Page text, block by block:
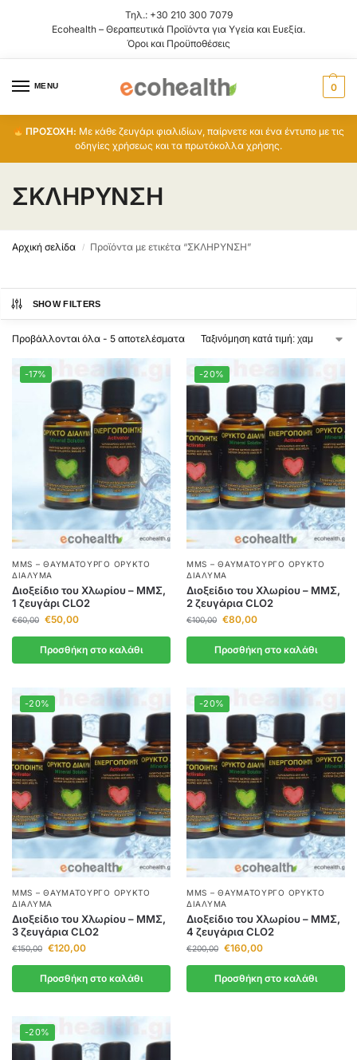
Τηλ.: +30 210 300 7079
Ecohealth – Θεραπευτικά Προϊόντα για Υγεία και Ευεξία.
Όροι και Προϋποθέσεις
MENU 0
ΠΡΟΣΟΧΗ: Με κάθε ζευγάρι φιαλιδίων, παίρνετε και ένα έντυπο με τις
οδηγίες χρήσεως και τα πρωτόκολλα χρήσης.
ΣΚΛΗΡΥΝΣΗ
Αρχική σελίδα / Προϊόντα με ετικέτα “ΣΚΛΗΡΥΝΣΗ”
SHOW FILTERS
Προβάλλονται όλα - 5 αποτελέσματα
-17%
MMS – ΘΑΥΜΑΤΟΥΡΓΌ ΟΡΥΚΤΌ
ΔΙΆΛΥΜΑ
Διοξείδιο του Χλωρίου – ΜΜΣ,
1 ζευγάρι CLO2
€60,00 €50,00
Προσθήκη στο καλάθι
-20%
MMS – ΘΑΥΜΑΤΟΥΡΓΌ ΟΡΥΚΤΌ
ΔΙΆΛΥΜΑ
Διοξείδιο του Χλωρίου – ΜΜΣ,
2 ζευγάρια CLO2
€100,00 €80,00
Προσθήκη στο καλάθι
-20%
MMS – ΘΑΥΜΑΤΟΥΡΓΌ ΟΡΥΚΤΌ
ΔΙΆΛΥΜΑ
Διοξείδιο του Χλωρίου – ΜΜΣ,
3 ζευγάρια CLO2
€150,00 €120,00
Προσθήκη στο καλάθι
-20%
MMS – ΘΑΥΜΑΤΟΥΡΓΌ ΟΡΥΚΤΌ
ΔΙΆΛΥΜΑ
Διοξείδιο του Χλωρίου – ΜΜΣ,
4 ζευγάρια CLO2
€200,00 €160,00
Προσθήκη στο καλάθι
-20%